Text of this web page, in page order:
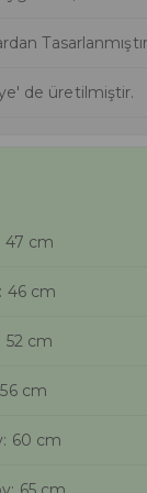
de üretilmiştir.
47 cm
46 cm
52 cm
cm
60 cm